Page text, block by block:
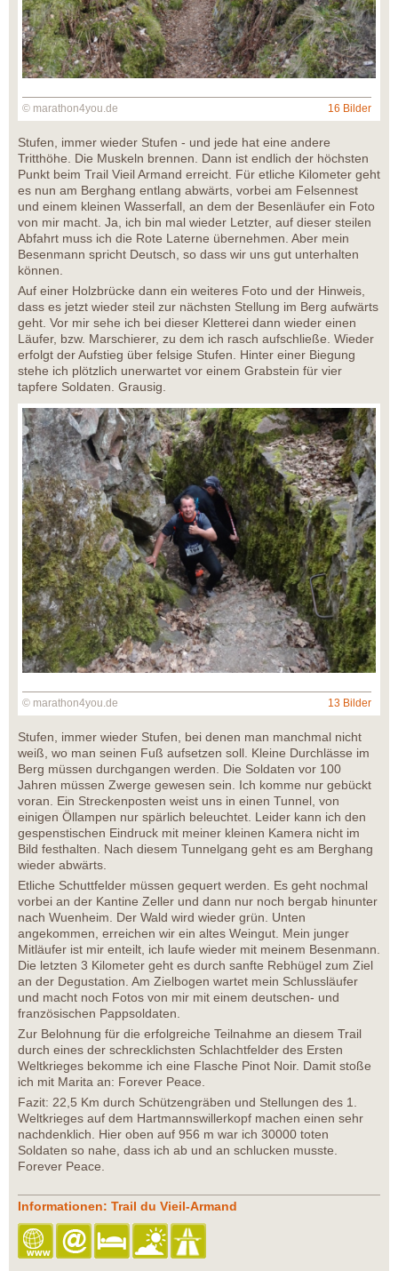
© marathon4you.de 16 Bilder
Stufen, immer wieder Stufen - und jede hat eine andere
Tritthöhe. Die Muskeln brennen. Dann ist endlich der höchsten
Punkt beim Trail Vieil Armand erreicht. Für etliche Kilometer geht
es nun am Berghang entlang abwärts, vorbei am Felsennest
und einem kleinen Wasserfall, an dem der Besenläufer ein Foto
von mir macht. Ja, ich bin mal wieder Letzter, auf dieser steilen
Abfahrt muss ich die Rote Laterne übernehmen. Aber mein
Besenmann spricht Deutsch, so dass wir uns gut unterhalten
können.
Auf einer Holzbrücke dann ein weiteres Foto und der Hinweis,
dass es jetzt wieder steil zur nächsten Stellung im Berg aufwärts
geht. Vor mir sehe ich bei dieser Kletterei dann wieder einen
Läufer, bzw. Marschierer, zu dem ich rasch aufschließe. Wieder
erfolgt der Aufstieg über felsige Stufen. Hinter einer Biegung
stehe ich plötzlich unerwartet vor einem Grabstein für vier
tapfere Soldaten. Grausig.
© marathon4you.de 13 Bilder
Stufen, immer wieder Stufen, bei denen man manchmal nicht
weiß, wo man seinen Fuß aufsetzen soll. Kleine Durchlässe im
Berg müssen durchgangen werden. Die Soldaten vor 100
Jahren müssen Zwerge gewesen sein. Ich komme nur gebückt
voran. Ein Streckenposten weist uns in einen Tunnel, von
einigen Öllampen nur spärlich beleuchtet. Leider kann ich den
gespenstischen Eindruck mit meiner kleinen Kamera nicht im
Bild festhalten. Nach diesem Tunnelgang geht es am Berghang
wieder abwärts.
Etliche Schuttfelder müssen gequert werden. Es geht nochmal
vorbei an der Kantine Zeller und dann nur noch bergab hinunter
nach Wuenheim. Der Wald wird wieder grün. Unten
angekommen, erreichen wir ein altes Weingut. Mein junger
Mitläufer ist mir enteilt, ich laufe wieder mit meinem Besenmann.
Die letzten 3 Kilometer geht es durch sanfte Rebhügel zum Ziel
an der Degustation. Am Zielbogen wartet mein Schlussläufer
und macht noch Fotos von mir mit einem deutschen- und
französischen Pappsoldaten.
Zur Belohnung für die erfolgreiche Teilnahme an diesem Trail
durch eines der schrecklichsten Schlachtfelder des Ersten
Weltkrieges bekomme ich eine Flasche Pinot Noir. Damit stoße
ich mit Marita an: Forever Peace.
Fazit: 22,5 Km durch Schützengräben und Stellungen des 1.
Weltkrieges auf dem Hartmannswillerkopf machen einen sehr
nachdenklich. Hier oben auf 956 m war ich 30000 toten
Soldaten so nahe, dass ich ab und an schlucken musste.
Forever Peace.
Informationen: Trail du Vieil-Armand